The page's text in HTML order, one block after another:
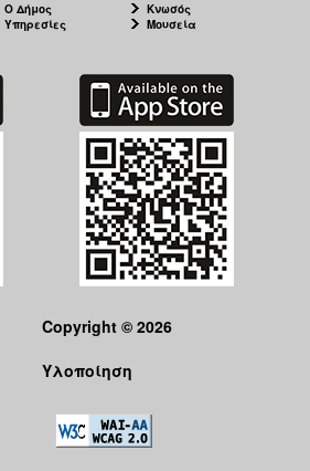
Ο Δήμος
Υπηρεσίες
Κνωσός
Μουσεία
Copyright © 2026
Υλοποίηση